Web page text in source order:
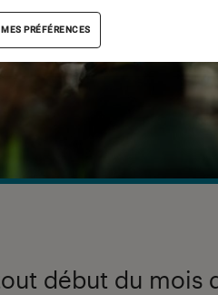
début du mois
MES PRÉFÉRENCES